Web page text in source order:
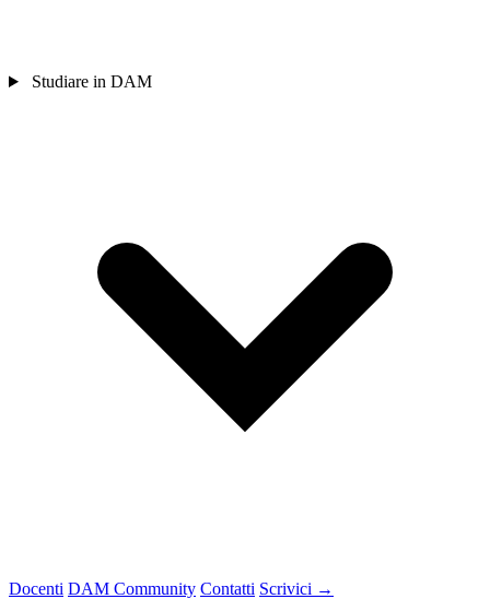
Studiare in DAM
Docenti DAM Community Contatti Scrivici →